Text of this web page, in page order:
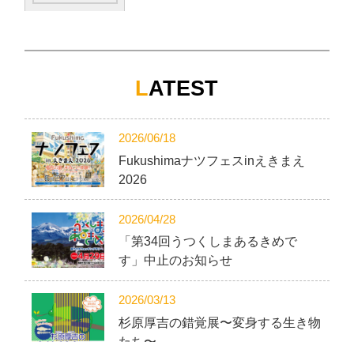
LATEST
2026/06/18
Fukushimaナツフェスinえきまえ
2026
2026/04/28
「第34回うつくしまあるきめで
す」中止のお知らせ
2026/03/13
杉原厚吉の錯覚展〜変身する生き物